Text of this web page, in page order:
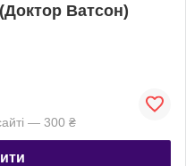
Ватсон)
— 300 ₴